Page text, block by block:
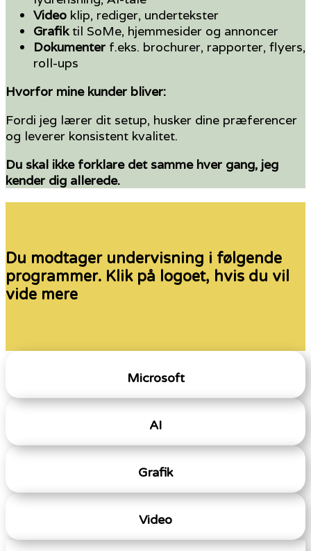
Video klip, rediger, undertekster
Grafiktil SoMe, hjemmesider og annoncer
Dokumenter f.eks. brochurer, rapporter, flyers,
roll-ups
Hvorfor mine kunder bliver:
Fordi jeg lærer dit setup, husker dine præferencer
og leverer konsistent kvalitet.
Du skal ikke forklare det samme hver gang, jeg
kender dig allerede.
Du modtager undervisning i følgende
programmer. Klik på logoet, hvis du vil
vide mere
Microsoft
AI
Grafik
Video